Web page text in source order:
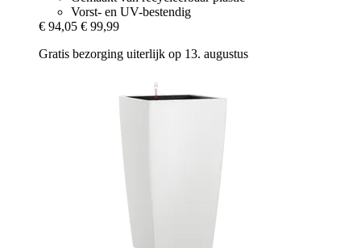
Vorst- en UV-bestendig
€ 94,05 € 99,99
Gratis bezorging uiterlijk op 13. augustus